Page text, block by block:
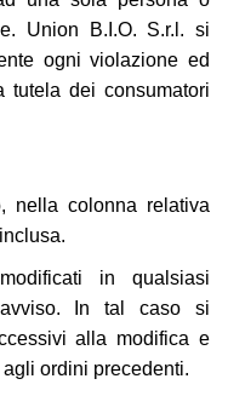
Union B.I.O. S.r.l. si
ogni violazione ed
tutela dei consumatori
nella colonna relativa
in qualsiasi
In tal caso si
alla modifica e
ordini precedenti.